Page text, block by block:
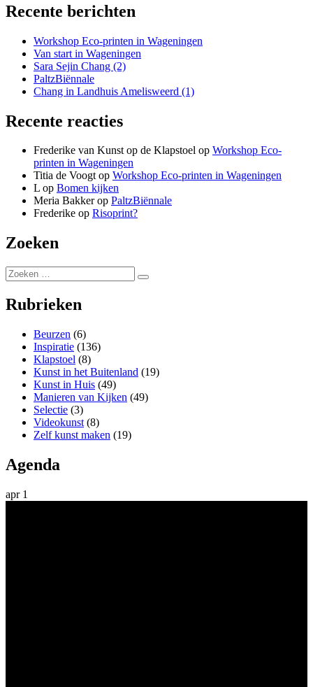
Recente berichten
Workshop Eco-printen in Wageningen
Van start in Wageningen
Sara Sejin Chang (2)
PaltzBiënnale
Chang in Landhuis Amelisweerd (1)
Recente reacties
Frederike van Kunst op de Klapstoel op Workshop Eco-
printen in Wageningen
Titia de Voogtop Workshop Eco-printen in Wageningen
L op Bomen kijken
Meria Bakkerop PaltzBiënnale
Frederike op Risoprint?
Zoeken
Zoeken
naar:
Zoeken
Rubrieken
Beurzen (6)
Inspiratie (136)
Klapstoel (8)
Kunst in het Buitenland (19)
Kunst in Huis (49)
Manieren van Kijken (49)
Selectie (3)
Videokunst (8)
Zelf kunst maken (19)
Agenda
apr 1